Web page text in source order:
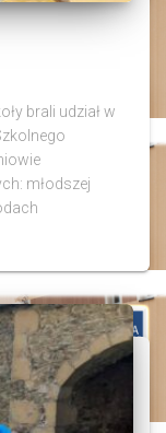
brali udział w
młodszej